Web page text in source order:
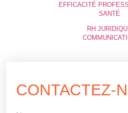
EFFICACITÉ
SANTÉ
RH
CONTACTEZ-